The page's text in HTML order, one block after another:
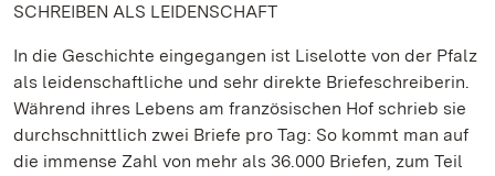
SCHREIBEN ALS LEIDENSCHAFT
In die Geschichte eingegangen ist Liselotte von der Pfalz
als leidenschaftliche und sehr direkte Briefeschreiberin.
Während ihres Lebens am französischen Hof schrieb sie
durchschnittlich zwei Briefe pro Tag: So kommt man auf
die immense Zahl von mehr als 36.000 Briefen, zum Teil